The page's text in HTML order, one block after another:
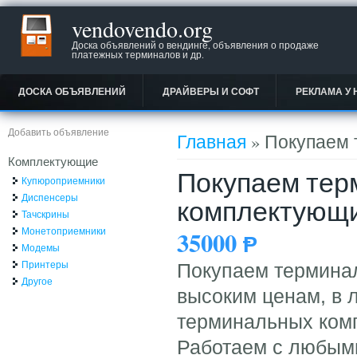
vendovendo.org
Доска объявлений о вендинге, объявления о продаже
платежных терминалов и др.
ДОСКА ОБЪЯВЛЕНИЙ ДРАЙВЕРЫ И СОФТ РЕКЛАМА У
Вы здесь
Главная »
Покупаем
35000 Ᵽ
Покупаем
высоким ценам, в
терминальных
Работаем с
Добавить объявление
Комплектующие
Купюроприемники
Диспенсеры
Тачскрины
Монетоприемники
Модемы
Принтеры
Другое